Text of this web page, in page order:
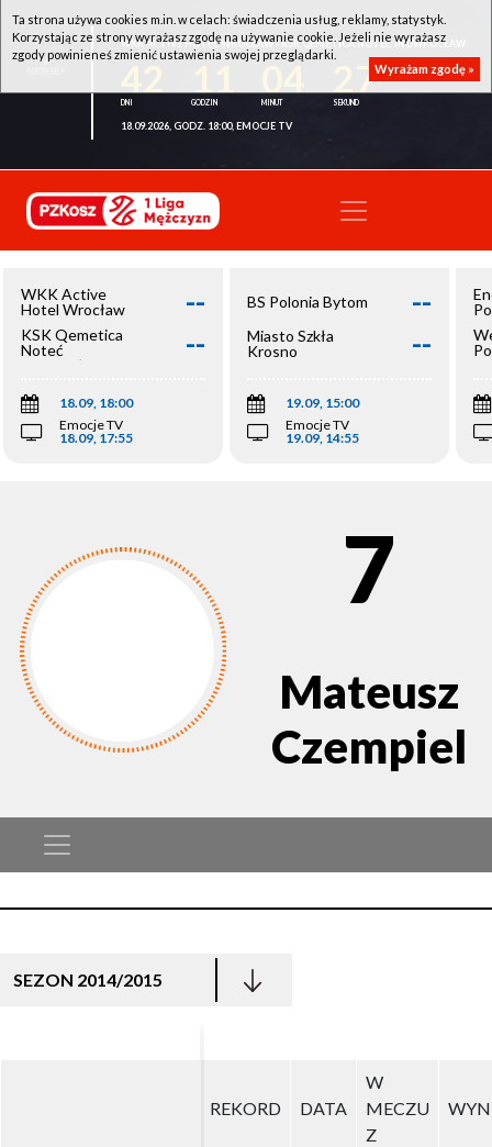
WKK ACTIVE HOTEL WROCŁAW - KSK QEMETICA NOTEĆ INOWROCŁAW
27
18.09.2026, GODZ. 18:00, EMOCJE TV
WKK Active
Hotel Wrocław
--
KSK Qemetica
Noteć
Inowrocław
--
18.09, 18:00
Emocje TV
18.09, 17:55
BS Polonia Bytom --
Miasto Szkła
Krosno
--
19.09, 15:00
Emocje TV
19.09, 14:55
7
Mateusz
Czempiel
SEZON 2014/2015
REKORD DATA
W
MECZU
Z
REKORD DATA
W
MECZU
Z
Ta strona używa cookies m.in. w celach: świadczenia usług, reklamy, statystyk.
Korzystając ze strony wyrażasz zgodę na używanie cookie. Jeżeli nie wyrażasz
zgody powinieneś zmienić ustawienia swojej przeglądarki.
Wyrażam zgodę »